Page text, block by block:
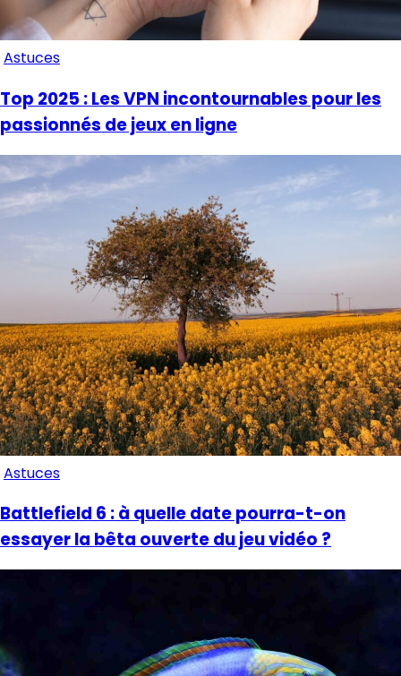
Astuces
Top 2025 : Les VPN incontournables pour les
passionnés de jeux en ligne
Astuces
Battlefield 6 : à quelle date pourra-t-on
essayer la bêta ouverte du jeu vidéo ?